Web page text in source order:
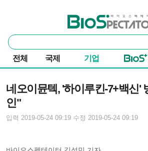
바이오스펙테이터
통
합
검
색
전체 국제 기업
네오이뮨텍, '하이루킨-7+백신'
인"
입력 2019-05-24 09:19 수정 2019-05-24 09:19